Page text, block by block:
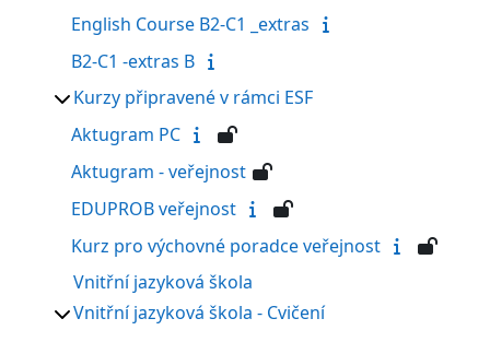
English Course B2-C1 _extras
B2-C1 -extras B
Kurzy připravené v rámci ESF
Aktugram PC
Aktugram - veřejnost
EDUPROB veřejnost
Kurz pro výchovné poradce veřejnost
Vnitřní jazyková škola
Vnitřní jazyková škola - Cvičení